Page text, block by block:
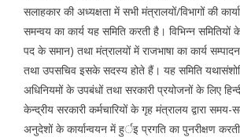
सलाहकार की अध्यक्षता में सभी मंत्रालयों/विभागों की
समन्वय का कार्य यह समिति करती है। विभिन्न
पद के समान) तथा मंत्रालयों में राजभाषा का कार्य
तथा उपसचिव इसके सदस्य होते हैं। यह समिति
अधिनियमों के उपबंधों तथा सरकारी प्रयोजनों के लिए
केन्द्रीय सरकारी कर्मचारियों के गृह मंत्रालय द्वारा
अनुदेशों के कार्यान्वयन में हुर्इ प्रगति का पुनरीक्षण